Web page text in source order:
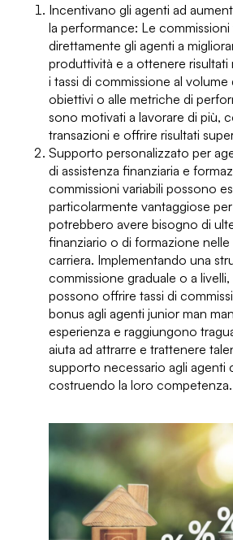
Incentivano gli agenti ad
la performance: Le
direttamente gli agenti a
produttività e a ottenere risultati
i tassi di commissione al volume
obiettivi o alle metriche di
sono motivati a lavorare di più,
transazioni e offrire risultati
Supporto personalizzato per
di assistenza finanziaria e
commissioni variabili possono
particolarmente vantaggiose
potrebbero avere bisogno di
finanziario o di formazione nelle
carriera. Implementando una
commissione graduale o a
possono offrire tassi di
bonus agli agenti junior man
esperienza e raggiungono
aiuta ad attrarre e trattenere
supporto necessario agli agenti
costruendo la loro competenza.